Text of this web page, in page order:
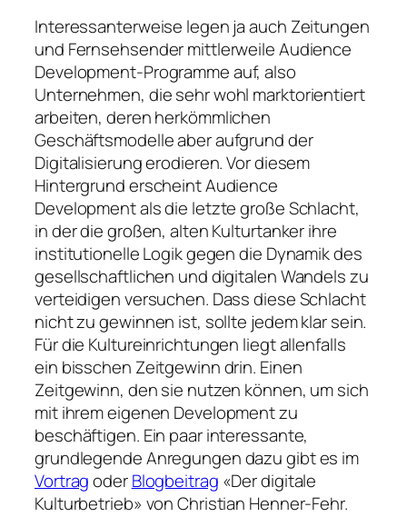
Interessanterweise legen ja auch Zeitungen
und Fernsehsender mittlerweile Audience
Development-Programme auf, also
Unternehmen, die sehr wohl marktorientiert
arbeiten, deren herkömmlichen
Geschäftsmodelle aber aufgrund der
Digitalisierung erodieren. Vor diesem
Hintergrund erscheint Audience
Development als die letzte große Schlacht,
in der die großen, alten Kulturtanker ihre
institutionelle Logik gegen die Dynamik des
gesellschaftlichen und digitalen Wandels zu
verteidigen versuchen. Dass diese Schlacht
nicht zu gewinnen ist, sollte jedem klar sein.
Für die Kultureinrichtungen liegt allenfalls
ein bisschen Zeitgewinn drin. Einen
Zeitgewinn, den sie nutzen können, um sich
mit ihrem eigenen Development zu
beschäftigen. Ein paar interessante,
grundlegende Anregungen dazu gibt es im
VortragoderBlogbeitrag «Der digitale
Kulturbetrieb» von Christian Henner-Fehr.